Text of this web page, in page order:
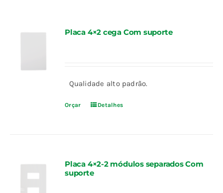
Rastreamento de Pedidos
Área do representante ILUMI
Placa 4×2 cega Com suporte
Qualidade alto padrão.
Orçar Detalhes
Placa 4×2-2 módulos separados Com
suporte